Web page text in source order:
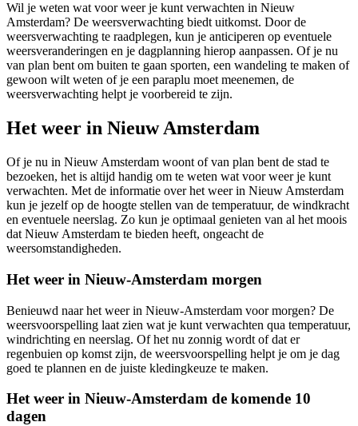
Wil je weten wat voor weer je kunt verwachten in Nieuw
Amsterdam? De weersverwachting biedt uitkomst. Door de
weersverwachting te raadplegen, kun je anticiperen op eventuele
weersveranderingen en je dagplanning hierop aanpassen. Of je nu
van plan bent om buiten te gaan sporten, een wandeling te maken of
gewoon wilt weten of je een paraplu moet meenemen, de
weersverwachting helpt je voorbereid te zijn.
Het weer in Nieuw Amsterdam
Of je nu in Nieuw Amsterdam woont of van plan bent de stad te
bezoeken, het is altijd handig om te weten wat voor weer je kunt
verwachten. Met de informatie over het weer in Nieuw Amsterdam
kun je jezelf op de hoogte stellen van de temperatuur, de windkracht
en eventuele neerslag. Zo kun je optimaal genieten van al het moois
dat Nieuw Amsterdam te bieden heeft, ongeacht de
weersomstandigheden.
Het weer in Nieuw-Amsterdam morgen
Benieuwd naar het weer in Nieuw-Amsterdam voor morgen? De
weersvoorspelling laat zien wat je kunt verwachten qua temperatuur,
windrichting en neerslag. Of het nu zonnig wordt of dat er
regenbuien op komst zijn, de weersvoorspelling helpt je om je dag
goed te plannen en de juiste kledingkeuze te maken.
Het weer in Nieuw-Amsterdam de komende 10
dagen